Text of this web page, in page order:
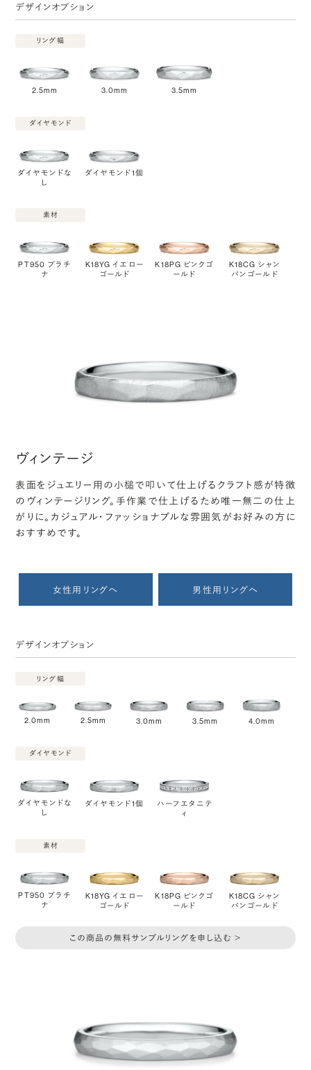
デザインオプション
リング幅
2.5mm 3.0mm 3.5mm
ダイヤモンド
ダイヤモンドな
し
ダイヤモンド1個
素材
PT950 プラチ
ナ
K18YG イエロー
ゴールド
K18PG ピンクゴ
ールド
K18CG シャン
パンゴールド
ヴィンテージ
表面をジュエリー用の小槌で叩いて仕上げるクラフト感が特徴
のヴィンテージリング。手作業で仕上げるため唯一無二の仕上
がりに。カジュアル・ファッショナブルな雰囲気がお好みの方に
おすすめです。
女性用リングへ 男性用リングへ
デザインオプション
リング幅
2.0mm 2.5mm 3.0mm 3.5mm 4.0mm
ダイヤモンド
ダイヤモンドな
し
ダイヤモンド1個
ハーフエタニテ
ィ
素材
PT950 プラチ
ナ
K18YG イエロー
ゴールド
K18PG ピンクゴ
ールド
K18CG シャン
パンゴールド
この商品の無料サンプルリングを申し込む ＞